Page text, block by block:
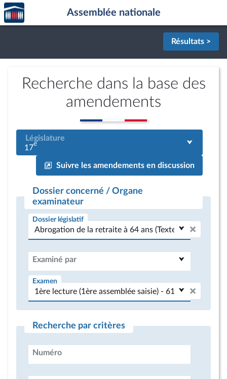
Aller au contenu
Aller en bas de la page
Accèder
à la
page
Assemblée nationale
Résultats >
Recherche dans la base des
amendements
Législature
17e
Suivre les amendements en discussion
Dossier concerné / Organe
examinateur
Dossier législatif
Examiné par
Examen
Recherche par critères
Numéro